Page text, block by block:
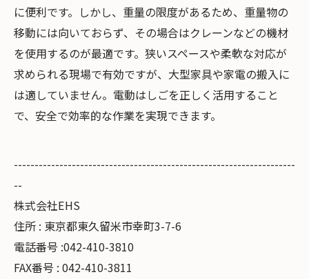
に便利です。しかし、重量の限度があるため、重量物の
移動には向いておらず、その場合はクレーンなどの機材
を使用するのが最適です。狭いスペースや柔軟な対応が
求められる現場で有効ですが、大型家具や家電の搬入に
は適していません。電動はしごを正しく活用すること
で、安全で効率的な作業を実現できます。
--------------------------------------------------------------------
--
株式会社EHS
住所 : 東京都東久留米市幸町3-7-6
電話番号 :042-410-3810
FAX番号 : 042-410-3811